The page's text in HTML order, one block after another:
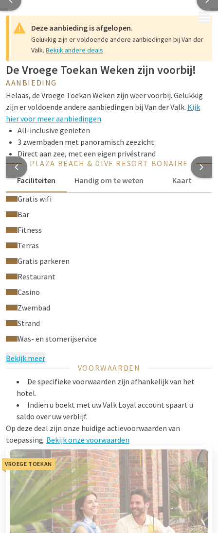
MENU
Deze aanbieding is afgelopen.
Gelukkig zijn er voldoende andere aanbiedingen bij Van der
Valk. Bekijk andere deals
De Vroege Toekan Weken zijn voorbij!
AANBIEDING
Helaas, de Vroege Toekan Weken zijn weer voorbij. Gelukkig
zijn er voldoende andere aanbiedingen bij Van der Valk. Kijk
hier voor meer aanbiedingen.
All-inclusive genieten
3 zwembaden met panoramisch zeezicht
Direct aan zee, met een eigen privéstrand
PLAZA BEACH & DIVE RESORT BONAIRE
Faciliteiten
Handig om te weten
Kaart
Gratis wifi
Bar
Fitness
Terras
Gratis parkeren
Restaurant
Casino
Zwembad
Strand
Was- en stomerijservice
Bekijk meer
VOORWAARDEN
De specifieke voorwaarden zijn afhankelijk van het
hotel.
Indien u boekt met uw Valk Loyal account spaart u
saldo over uw verblijf.
Op deze deal zijn onze huidige actievoorwaarden van
toepassing. Bekijk onze voorwaarden
VROEGE TOEKAN